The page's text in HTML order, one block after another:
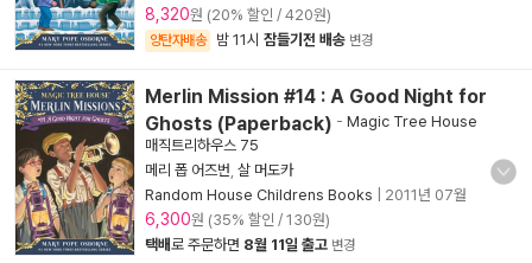
8,320원 (20% 할인 / 420원)
양탄자배송 밤 11시 잠들기전 배송 변경
Merlin Mission #14 : A Good Night for
Ghosts (Paperback) - Magic Tree House
매직트리하우스 75
메리 폽 어즈번 살 머도카
Random House Childrens Books
2011년 07월
6,300원 (35% 할인 / 130원)
택배로 주문하면 8월 11일 출고 변경